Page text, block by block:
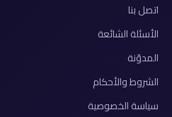
اتصل بنا
الأسئلة الشائعة
المدوّنة
الشروط والأحكام
سياسة الخصوصية